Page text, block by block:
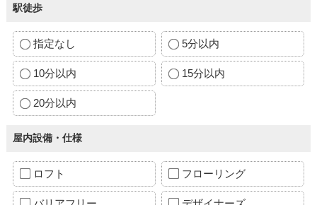
駅徒歩
指定なし 5分以内
10分以内 15分以内
20分以内
屋内設備・仕様
ロフト フローリング